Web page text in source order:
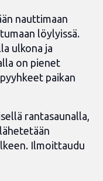
nauttimaan
löylyissä.
ulkona ja
on pienet
paikan
rantasaunalla,
Ilmoittaudu